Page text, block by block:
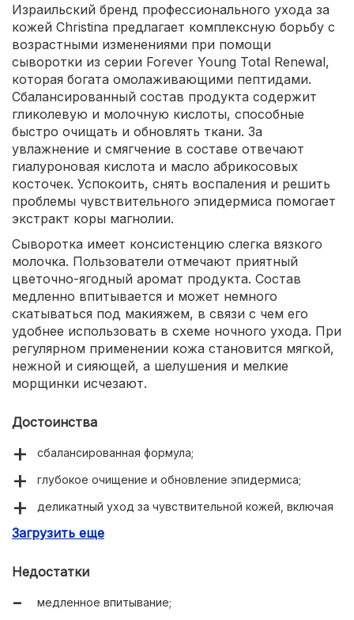
Израильский бренд профессионального ухода за
кожей Christina предлагает комплексную борьбу с
возрастными изменениями при помощи
сыворотки из серии Forever Young Total Renewal,
которая богата омолаживающими пептидами.
Сбалансированный состав продукта содержит
гликолевую и молочную кислоты, способные
быстро очищать и обновлять ткани. За
увлажнение и смягчение в составе отвечают
гиалуроновая кислота и масло абрикосовых
косточек. Успокоить, снять воспаления и решить
проблемы чувствительного эпидермиса помогает
экстракт коры магнолии.
Сыворотка имеет консистенцию слегка вязкого
молочка. Пользователи отмечают приятный
цветочно-ягодный аромат продукта. Состав
медленно впитывается и может немного
скатываться под макияжем, в связи с чем его
удобнее использовать в схеме ночного ухода. При
регулярном применении кожа становится мягкой,
нежной и сияющей, а шелушения и мелкие
морщинки исчезают.
Достоинства
сбалансированная формула;
глубокое очищение и обновление эпидермиса;
деликатный уход за чувствительной кожей, включая
борьба с шелушениями;
приятный цветочно-ягодный аромат;
Загрузить еще
Недостатки
медленное впитывание;